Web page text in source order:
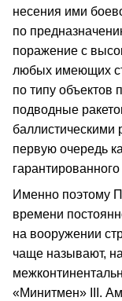
несения ими
по
поражение с
любых имеющих
по типу объектов
подводные
баллистическими
первую очередь
Именно поэтому
времени
на вооружении
чаще называют,
«Минитмен» III.